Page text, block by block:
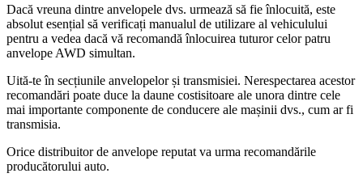
Dacă vreuna dintre anvelopele dvs. urmează să fie înlocuită, este
absolut esențial să verificați manualul de utilizare al vehiculului
pentru a vedea dacă vă recomandă înlocuirea tuturor celor patru
anvelope AWD simultan.
Uită-te în secțiunile anvelopelor și transmisiei. Nerespectarea acestor
recomandări poate duce la daune costisitoare ale unora dintre cele
mai importante componente de conducere ale mașinii dvs., cum ar fi
transmisia.
Orice distribuitor de anvelope reputat va urma recomandările
producătorului auto.